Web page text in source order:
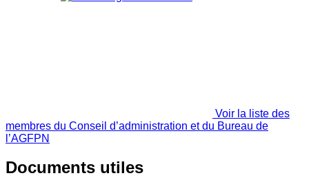
Voir la liste des
membres du Conseil d’administration et du Bureau de
l’AGFPN
Documents utiles